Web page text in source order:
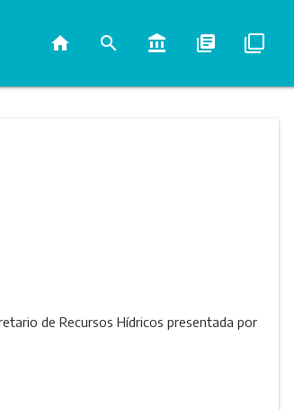
home search account_balance library_books filter_none
de Recursos Hídricos presentada por